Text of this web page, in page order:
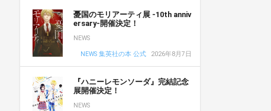
憂国のモリアーティ展 -10th anniv
ersary-開催決定！
NEWS
NEWS 集英社の本 公式 2026年8月7日
『ハニーレモンソーダ』完結記念
展開催決定！
NEWS